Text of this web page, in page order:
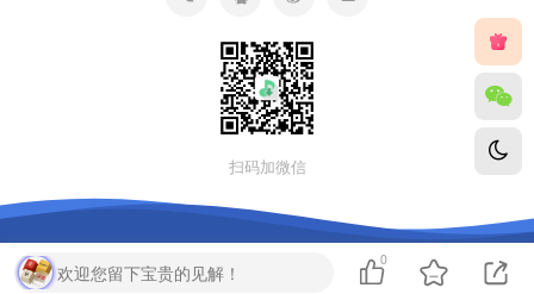
扫码加微信
欢迎您留下宝贵的见解！
0